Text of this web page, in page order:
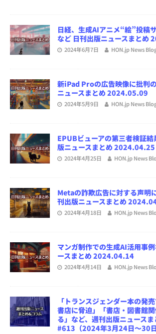
日経、生成AIアニメ“絵”投稿
など 日刊出版ニュースまとめ
2024年6月7日 HON.jp News
新iPad Proの広告映像に批判
ニュースまとめ 2024.05.09
2024年5月9日 HON.jp News
EPUBビューアの第三者検証結
版ニュースまとめ 2024.04.25
2024年4月25日 HON.jp News
Metaの詐欺広告に対する声明
刊出版ニュースまとめ
2024年4月18日 HON.jp News
マンガ制作での生成AI活用事
ースまとめ 2024.04.14
2024年4月14日 HON.jp News
「トランスジェンダー本の発
書店に脅迫」「書店・図書館
る」など、週刊出版ニュース
#613（2024年3月24日～30日